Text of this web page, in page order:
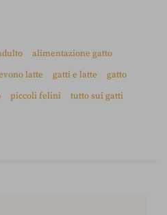
alimentazione gatto
latte gatti e latte
gatto
piccoli felini tutto sui gatti